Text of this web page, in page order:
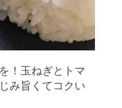
！玉ねぎとトマ
み旨くてコクい